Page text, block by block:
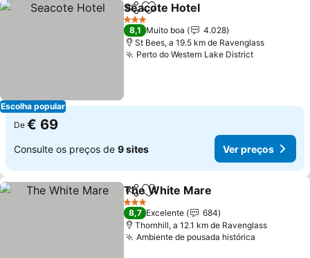
Escolha popular
PartilharAdicionar aos favoritos
Seacote Hotel
3 Estrelas
8,1 Muito boa
4.028
St Bees, a 19.5 km de Ravenglass
Perto do Western Lake District
De € 69
Consulte os preços de 9 sites Ver preços
PartilharAdicionar aos favoritos
The White Mare
3 Estrelas
8,7 Excelente
684
Thornhill, a 12.1 km de Ravenglass
Ambiente de pousada histórica